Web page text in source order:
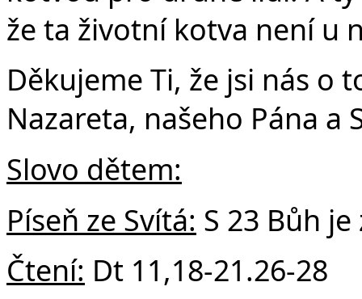
že ta životní kotva není u
Děkujeme Ti, že jsi nás o
Nazareta, našeho Pána a
Slovo dětem:
Píseň ze Svítá: S 23 Bůh
Čtení: Dt 11,18-21.26-28